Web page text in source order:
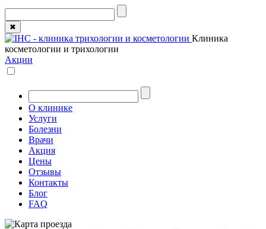
✖
Клиника
косметологии и трихологии
Акции
О клинике
Услуги
Болезни
Врачи
Акция
Цены
Отзывы
Контакты
Блог
FAQ